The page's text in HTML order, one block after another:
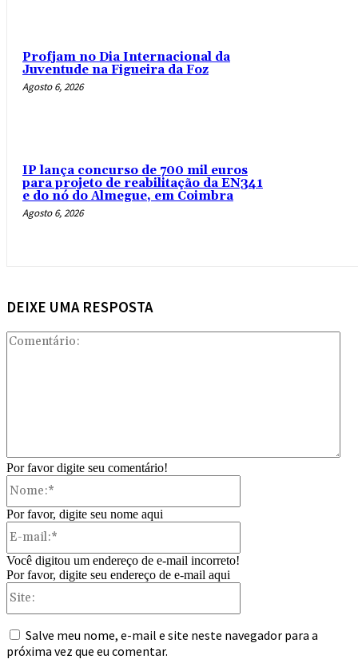
Profjam no Dia Internacional da
Juventude na Figueira da Foz
Agosto 6, 2026
IP lança concurso de 700 mil euros
para projeto de reabilitação da EN341
e do nó do Almegue, em Coimbra
Agosto 6, 2026
DEIXE UMA RESPOSTA
Por favor digite seu comentário!
Por favor, digite seu nome aqui
Você digitou um endereço de e-mail incorreto!
Por favor, digite seu endereço de e-mail aqui
Salve meu nome, e-mail e site neste navegador para a
próxima vez que eu comentar.